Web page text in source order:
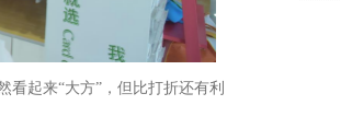
起来“大方”，但比打折还有利